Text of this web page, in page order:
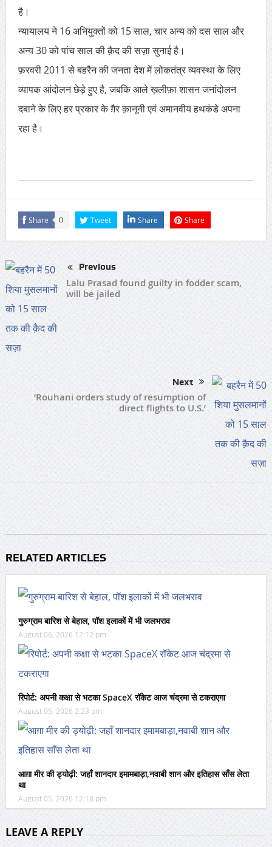
है।
न्यायालय ने 16 अभियुक्तों को 15 साल, चार अन्य को दस साल और
अन्य 30 को पांच साल की क़ैद की सज़ा सुनाई है।
फ़रवरी 2011 से बहरैन की जनता देश में लोकतंत्र व्यवस्था के लिए
व्यापक आंदोलन छेड़े हुए है, जबकि आले ख़लीफ़ा शासन जनांदोलन
दबाने के लिए हर प्रकार के ग़ैर क़ानूनी एवं अमानवीय हथकंडे अपना
रहा है।
Share 0 Tweet Share Share
Previous
Lalu Prasad found guilty in fodder scam,
will be jailed
Next
‘Rouhani orders study of resumption of
direct flights to U.S.’
RELATED ARTICLES
गुरुग्राम बारिश से बेहाल, पॉश इलाकों में भी जलभराव
August 06, 2026 12:12 pm
रिपोर्ट: अपनी कक्षा से भटका SpaceX रॉकेट आज चंद्रमा से टकराएगा
August 05, 2026 2:23 pm
आग़ा मीर की ड्योढ़ी: जहाँ शानदार इमामबाड़ा,नवाबी शान और इतिहास साँस लेता
था
August 05, 2026 12:18 pm
LEAVE A REPLY